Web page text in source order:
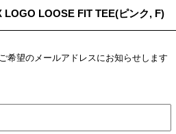
LOOSE FIT TEE(ピンク, F)
希望のメールアドレスにお知らせします